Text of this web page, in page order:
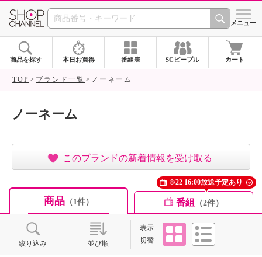
SHOP CHANNEL ショッ
メニュー
商品を探す 本日お買得 番組表 SCピープル カート
TOP ブランド一覧 ノーネーム
ノーネーム
このブランドの新着情報を受け取る
商品（1件） 番組 （2件）
8/22 16:00放送予定あり
絞り込み 並び順
表示
切替
タイル